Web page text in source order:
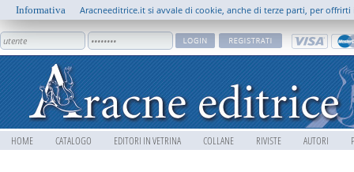
HOME CATALOGO EDITORI IN VETRINA COLLANE RIVISTE AUTORI
Informativa Aracneeditrice.it si avvale di cookie, anche di terze parti, per